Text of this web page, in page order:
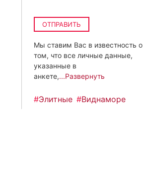
ОТПРАВИТЬ
Мы ставим Вас в известность о
том, что все личные данные,
указанные в
анкете,...Развернуть
#Элитные #Виднаморе